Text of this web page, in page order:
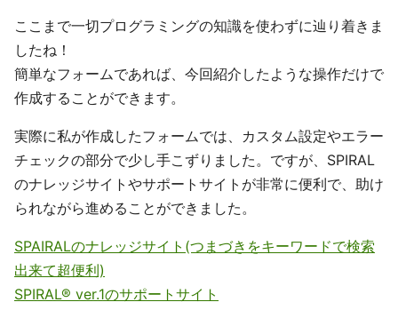
ここまで一切プログラミングの知識を使わずに辿り着きま
したね！
簡単なフォームであれば、今回紹介したような操作だけで
作成することができます。
実際に私が作成したフォームでは、カスタム設定やエラー
チェックの部分で少し手こずりました。ですが、SPIRAL
のナレッジサイトやサポートサイトが非常に便利で、助け
られながら進めることができました。
SPAIRALのナレッジサイト(つまづきをキーワードで検索
出来て超便利)
SPIRAL® ver.1のサポートサイト